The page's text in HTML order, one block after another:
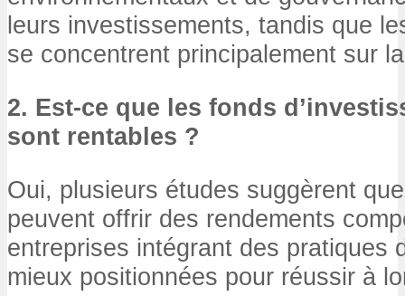
leurs investissements, tandis que
se concentrent principalement sur
2. Est-ce que les fonds
sont rentables ?
Oui, plusieurs études suggèrent
peuvent offrir des rendements
entreprises intégrant des pratiques
mieux positionnées pour réussir à